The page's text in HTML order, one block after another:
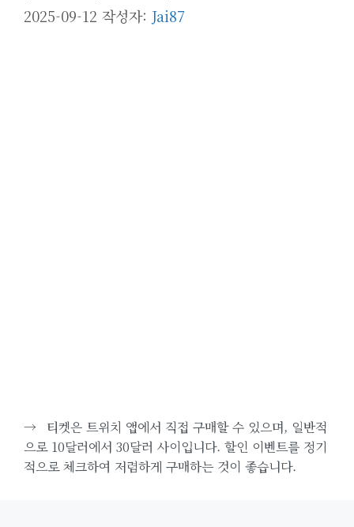
2025-09-12 작성자: Jai87
→
티켓은 트위치 앱에서 직접 구매할 수 있으며, 일반적
으로 10달러에서 30달러 사이입니다. 할인 이벤트를 정기
적으로 체크하여 저렴하게 구매하는 것이 좋습니다.